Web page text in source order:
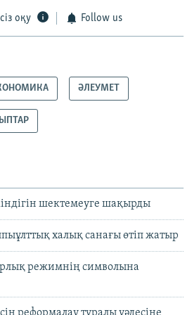
оқу Follow us
ӘЛЕУМЕТ
шектемеуге шақырды
халық санағы өтіп жатыр
режимнің символына